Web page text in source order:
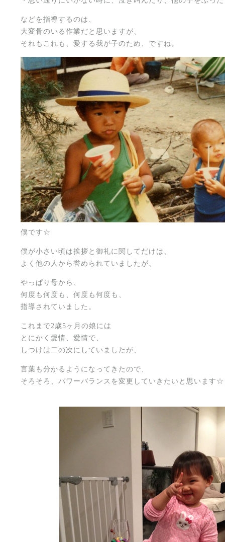
などを指導するのは、
大変骨のいる作業だと思いますが、
それもこれも、愛する我が子のため、ですね。
僕です☆
僕が小さい頃は挨拶と御礼に関してだけは、
よく他の人から誉められていましたが、
やっぱり母から、
何度も何度も、何度も何度も、
指導されていました。
これまで2歳5ヶ月の娘には
とにかく愛情、愛情で、
しつけは二の次にしていましたが、
言葉も分かるようになってきたので、
そろそろ、パワーバランスを変更していきたいと思います☆